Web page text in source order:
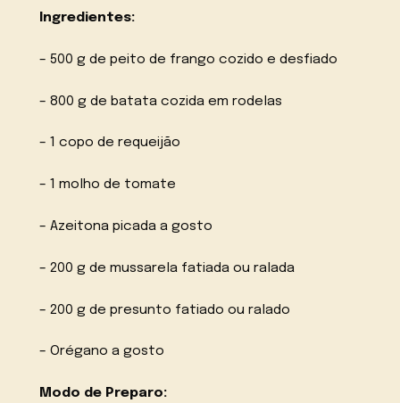
Ingredientes:
– 500 g de peito de frango cozido e desfiado
– 800 g de batata cozida em rodelas
– 1 copo de requeijão
– 1 molho de tomate
– Azeitona picada a gosto
– 200 g de mussarela fatiada ou ralada
– 200 g de presunto fatiado ou ralado
– Orégano a gosto
Modo de Preparo: